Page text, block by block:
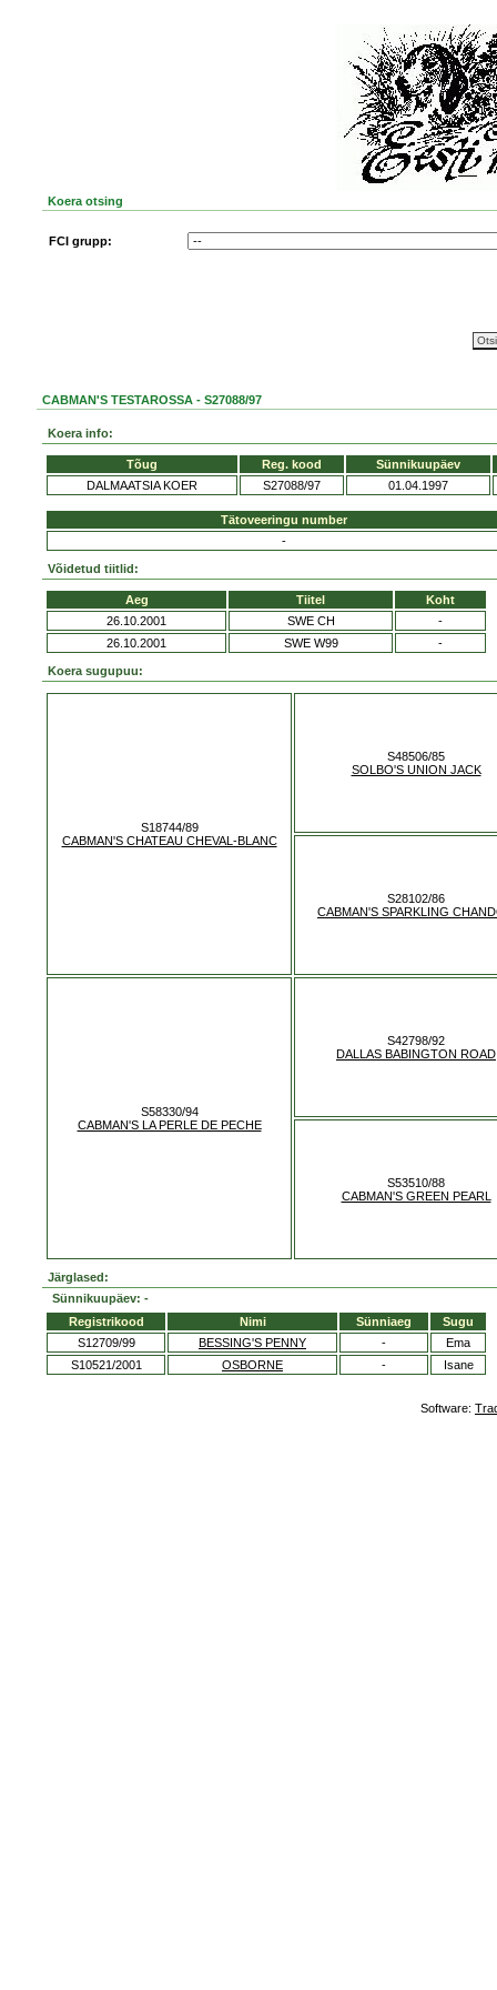
Koera otsing
FCI grupp:
CABMAN'S TESTAROSSA - S27088/97
Koera info:
Tõug Reg. kood
Sünnikuupäev
DALMAATSIA KOER
S27088/97 01.04.1997
Tätoveeringu number
-
Võidetud tiitlid:
Aeg Tiitel
Koht
26.10.2001
SWE CH
-
26.10.2001
SWE W99 -
Koera sugupuu:
S18744/89
CABMAN'S CHATEAU CHEVAL-BLANC
S48506/85
SOLBO'S UNION JACK
S28102/86
CABMAN'S SPARKLING
S58330/94
CABMAN'S LA PERLE DE PECHE
S42798/92
DALLAS BABINGTON ROAD
S53510/88
CABMAN'S GREEN PEARL
Järglased:
Sünnikuupäev: -
Registrikood
Nimi Sünniaeg
Sugu
S12709/99
BESSING'S PENNY -
Ema
S10521/2001
OSBORNE - Isane
Software: